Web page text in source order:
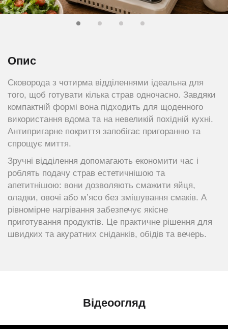
Опис
Сковорода з чотирма відділеннями ідеальна для
того, щоб готувати кілька страв одночасно. Завдяки
компактній формі вона підходить для щоденного
використання вдома та на невеликій похідній кухні.
Антипригарне покриття запобігає пригоранню та
спрощує миття.
Зручні відділення допомагають економити час і
роблять подачу страв естетичнішою та
апетитнішою: вони дозволяють смажити яйця,
оладки, овочі або м’ясо без змішування смаків. А
рівномірне нагрівання забезпечує якісне
приготування продуктів. Це практичне рішення для
швидких та акуратних сніданків, обідів та вечерь.
Відеоогляд